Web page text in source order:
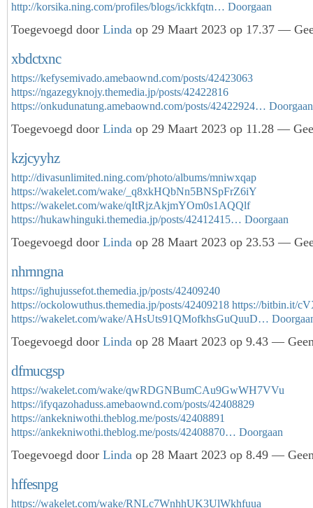
http://korsika.ning.com/profiles/blogs/ickkfqtn… Doorgaan
Toegevoegd door Linda op 29 Maart 2023 op 17.37 —
xbdctxnc
https://kefysemivado.amebaownd.com/posts/42423063
https://ngazegyknojy.themedia.jp/posts/42422816
https://onkudunatung.amebaownd.com/posts/42422924… Doorgaan
Toegevoegd door Linda op 29 Maart 2023 op 11.28 —
kzjcyyhz
http://divasunlimited.ning.com/photo/albums/mniwxqap
https://wakelet.com/wake/_q8xkHQbNn5BNSpFrZ6iY
https://wakelet.com/wake/qItRjzAkjmYOm0s1AQQlf
https://hukawhinguki.themedia.jp/posts/42412415… Doorgaan
Toegevoegd door Linda op 28 Maart 2023 op 23.53 —
nhrnngna
https://ighujussefot.themedia.jp/posts/42409240
https://ockolowuthus.themedia.jp/posts/42409218 https://bitbin.it/
https://wakelet.com/wake/AHsUts91QMofkhsGuQuuD…
Toegevoegd door Linda op 28 Maart 2023 op 9.43 —
dfmucgsp
https://wakelet.com/wake/qwRDGNBumCAu9GwWH7VVu
https://ifyqazohaduss.amebaownd.com/posts/42408829
https://ankekniwothi.theblog.me/posts/42408891
https://ankekniwothi.theblog.me/posts/42408870… Doorgaan
Toegevoegd door Linda op 28 Maart 2023 op 8.49 —
hffesnpg
https://wakelet.com/wake/RNLc7WnhhUK3UlWkhfuua